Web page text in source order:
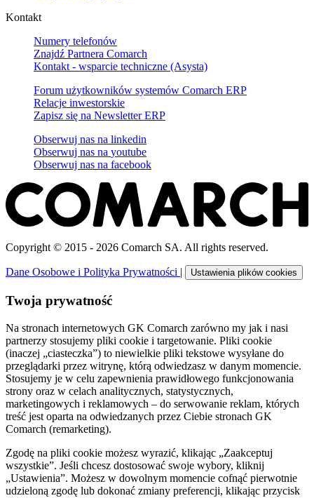
Kontakt
Numery telefonów
Znajdź Partnera Comarch
Kontakt - wsparcie techniczne (Asysta)
Forum użytkowników systemów Comarch ERP
Relacje inwestorskie
Zapisz się na Newsletter ERP
Obserwuj nas na linkedin
Obserwuj nas na youtube
Obserwuj nas na facebook
Copyright © 2015 - 2026 Comarch SA. All rights reserved.
Dane Osobowe i Polityka Prywatności | Ustawienia plików cookies
Twoja prywatność
Na stronach internetowych GK Comarch zarówno my jak i nasi
partnerzy stosujemy pliki cookie i targetowanie. Pliki cookie
(inaczej „ciasteczka”) to niewielkie pliki tekstowe wysyłane do
przeglądarki przez witrynę, którą odwiedzasz w danym momencie.
Stosujemy je w celu zapewnienia prawidłowego funkcjonowania
strony oraz w celach analitycznych, statystycznych,
marketingowych i reklamowych – do serwowanie reklam, których
treść jest oparta na odwiedzanych przez Ciebie stronach GK
Comarch (remarketing).
Zgodę na pliki cookie możesz wyrazić, klikając „Zaakceptuj
wszystkie”. Jeśli chcesz dostosować swoje wybory, kliknij
„Ustawienia”. Możesz w dowolnym momencie cofnąć pierwotnie
udzieloną zgodę lub dokonać zmiany preferencji, klikając przycisk